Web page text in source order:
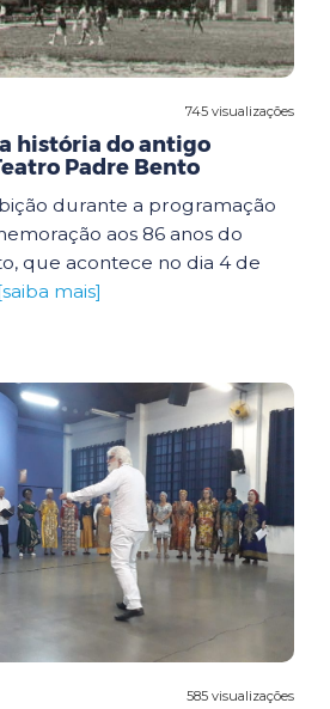
745 visualizações
história do antigo
Padre Bento
durante a programação
aos 86 anos do
que acontece no dia 4 de
mais]
585 visualizações